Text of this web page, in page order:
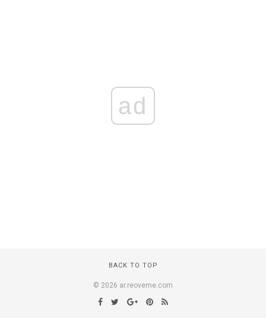
ad
BACK TO TOP
© 2026 ar.reoveme.com